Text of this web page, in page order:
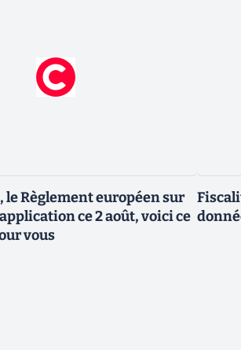
le Règlement européen sur
ce 2 août, voici ce
vous